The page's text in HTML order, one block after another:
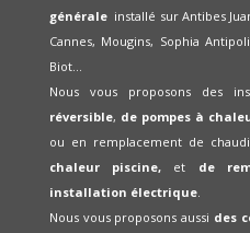
générale installé sur Antibes
Cannes, Mougins, Sophia
Biot...
Nous vous proposons des
réversible, de pompes à
ou en remplacement de
chaleur piscine, et de
installation électrique.
Nous vous proposons aussi des